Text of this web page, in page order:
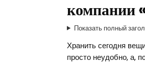
компании
Показать полный
Хранить сегодня
просто неудобно, а,